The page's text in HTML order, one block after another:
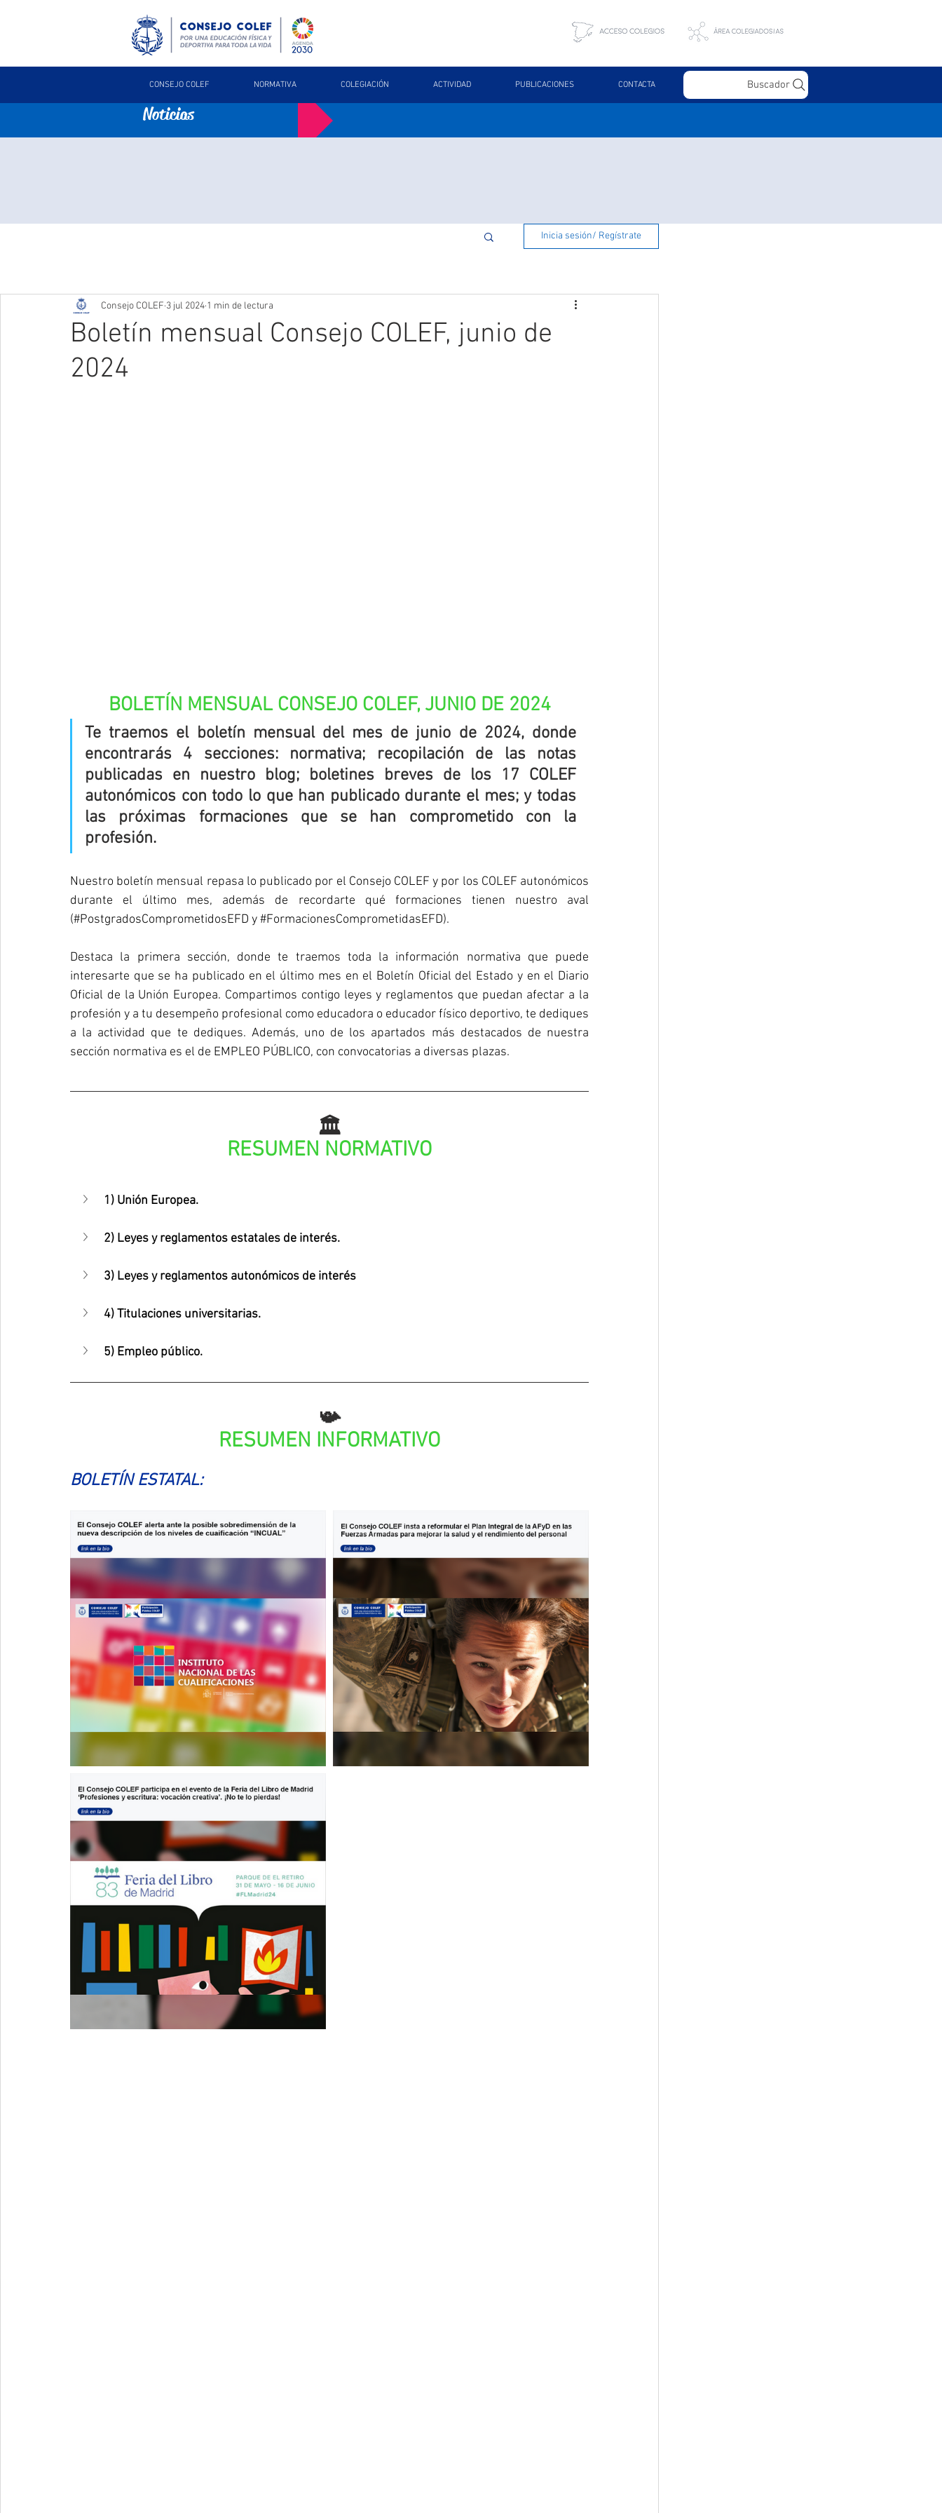
CONSEJO COLEF NORMATIVA COLEGIACIÓN ACTIVIDAD PUBLICACIONES CONTACTA Buscador
Noticias
Inicia sesión/ Regístrate
Boletín mensual Consejo COLEF, junio de
2024
Consejo COLEF 3 jul 2024 1 min de lectura
BOLETÍN MENSUAL CONSEJO COLEF, JUNIO DE 2024
Te traemos el boletín mensual del mes de junio de 2024, donde
encontrarás 4 secciones: normativa; recopilación de las notas
publicadas en nuestro blog; boletines breves de los 17 COLEF
autonómicos con todo lo que han publicado durante el mes; y todas
las próximas formaciones que se han comprometido con la
profesión.
Nuestro boletín mensual repasa lo publicado por el Consejo COLEF y por los COLEF autonómicos
durante el último mes, además de recordarte qué formaciones tienen nuestro aval
(#PostgradosComprometidosEFD y #FormacionesComprometidasEFD).
Destaca la primera sección, donde te traemos toda la información normativa que puede
interesarte que se ha publicado en el último mes en el Boletín Oficial del Estado y en el Diario
Oficial de la Unión Europea. Compartimos contigo leyes y reglamentos que puedan afectar a la
profesión y a tu desempeño profesional como educadora o educador físico deportivo, te dediques
a la actividad que te dediques. Además, uno de los apartados más destacados de nuestra
sección normativa es el de EMPLEO PÚBLICO, con convocatorias a diversas plazas.
🏛️
RESUMEN NORMATIVO
1) Unión Europea.
2) Leyes y reglamentos estatales de interés.
3) Leyes y reglamentos autonómicos de interés
4) Titulaciones universitarias.
5) Empleo público.
📯
RESUMEN INFORMATIVO
BOLETÍN ESTATAL: